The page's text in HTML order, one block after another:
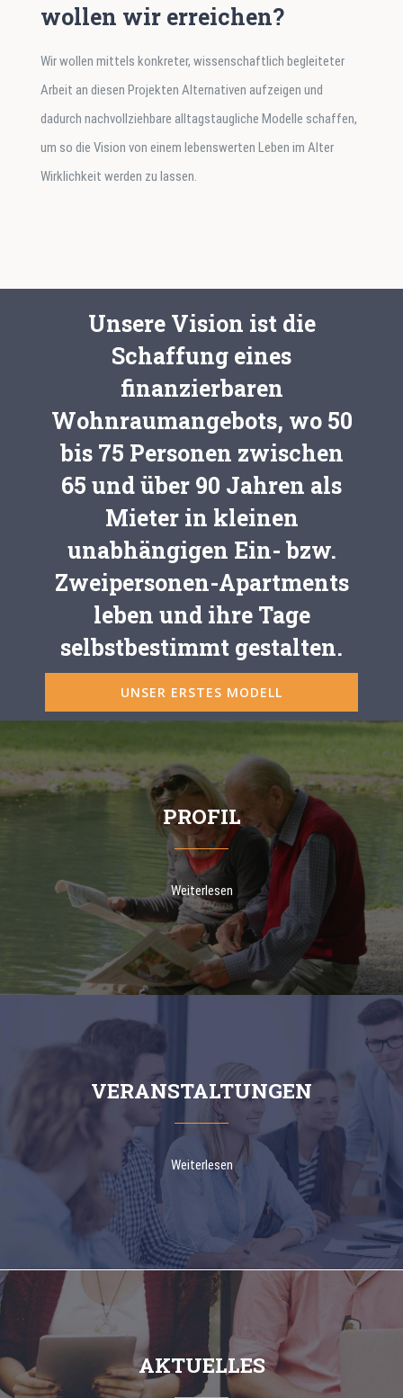
wollen wir erreichen?
Wir wollen mittels konkreter, wissenschaftlich begleiteter
Arbeit an diesen Projekten Alternativen aufzeigen und
dadurch nachvollziehbare alltagstaugliche Modelle schaffen,
um so die Vision von einem lebenswerten Leben im Alter
Wirklichkeit werden zu lassen.
Unsere Vision ist die
Schaffung eines
finanzierbaren
Wohnraumangebots, wo 50
bis 75 Personen zwischen
65 und über 90 Jahren als
Mieter in kleinen
unabhängigen Ein- bzw.
Zweipersonen-Apartments
leben und ihre Tage
selbstbestimmt gestalten.
UNSER ERSTES MODELL
PROFIL
Weiterlesen
VERANSTALTUNGEN
Weiterlesen
AKTUELLES